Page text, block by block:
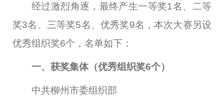
经过激烈角逐，最终产生一等奖1名、二等
奖3名、三等奖5名、优秀奖9名，本次大赛另设
优秀组织奖6个，名单如下：
一、获奖集体（优秀组织奖6个）
中共柳州市委组织部